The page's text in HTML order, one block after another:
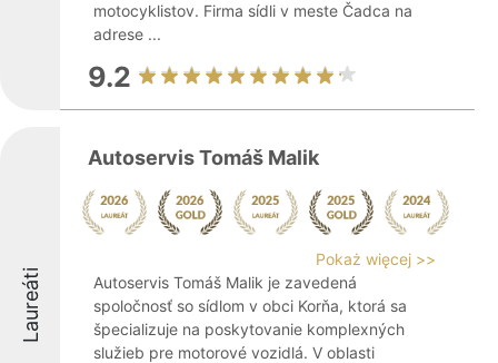
motocyklistov. Firma sídli v meste Čadca na
adrese ...
9.2
Laureáti
Autoservis Tomáš Malik
Pokaż więcej >>
Autoservis Tomáš Malik je zavedená
spoločnosť so sídlom v obci Korňa, ktorá sa
špecializuje na poskytovanie komplexných
služieb pre motorové vozidlá. V oblasti